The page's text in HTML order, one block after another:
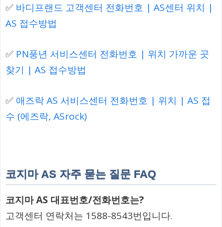
✅ 바디프랜드 고객센터 전화번호 | AS센터 위치 |
AS 접수방법
✅ PN풍년 서비스센터 전화번호 | 위치 가까운 곳
찾기 | AS 접수방법
✅ 애즈락 AS 서비스센터 전화번호 | 위치 | AS 접
수 (에즈락, ASrock)
코지마 AS 자주 묻는 질문 FAQ
코지마 AS 대표번호/전화번호는?
고객센터 연락처는 1588-8543번입니다.